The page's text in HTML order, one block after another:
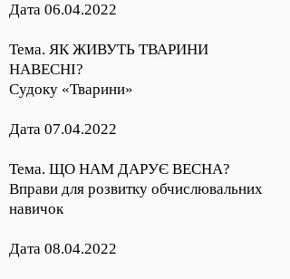
Дата 06.04.2022
Тема. ЯК ЖИВУТЬ ТВАРИНИ
НАВЕСНІ?
Судоку «Тварини»
Дата 07.04.2022
Тема. ЩО НАМ ДАРУЄ ВЕСНА?
Вправи для розвитку обчислювальних
навичок
Дата 08.04.2022